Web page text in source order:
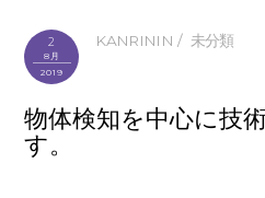
2
8月
2019
KANRININ 未分類
物体検知を中心に技
す。